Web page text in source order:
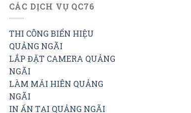
CÁC DỊCH VỤ QC76
THI CÔNG BIỂN HIỆU
QUẢNG NGÃI
LẮP ĐẶT CAMERA QUẢNG
NGÃI
LÀM MÁI HIÊN QUẢNG
NGÃI
IN ẤN TẠI QUẢNG NGÃI